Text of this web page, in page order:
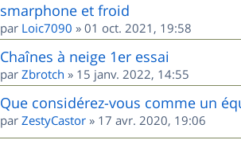
smarphone et froid
par Loic7090 » 01 oct. 2021, 19:58
Chaînes à neige 1er essai
par Zbrotch » 15 janv. 2022, 14:55
Que considérez-vous comme un
par ZestyCastor » 17 avr. 2020, 19:06